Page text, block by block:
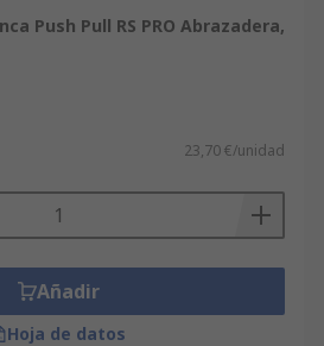
Push Pull RS PRO Abrazadera,
23,70 €/unidad
Añadir
Hoja de datos